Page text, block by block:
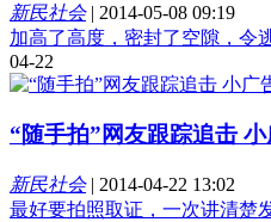
新民社会| 2014-05-08 09:19
加高了高度，密封了空隙，令
04-22
“随手拍”网友跟踪追击
新民社会| 2014-04-22 13:02
最好要拍照取证，一次讲清楚